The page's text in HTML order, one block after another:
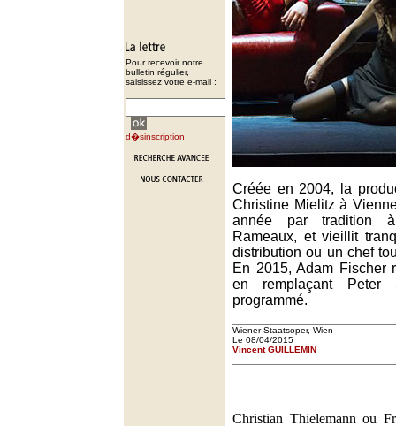
Pour recevoir notre
bulletin régulier,
saisissez votre e-mail :
d�sinscription
Créée en 2004, la
Christine Mielitz à
année par tradition
Rameaux, et vieillit
distribution ou un chef
En 2015, Adam Fischer
en remplaçant Peter
programmé.
Wiener Staatsoper, Wien
Le 08/04/2015
Vincent GUILLEMIN
Christian Thielemann ou